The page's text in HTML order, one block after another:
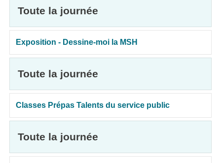
Toute la journée
Exposition - Dessine-moi la MSH
Toute la journée
Classes Prépas Talents du service public
Toute la journée